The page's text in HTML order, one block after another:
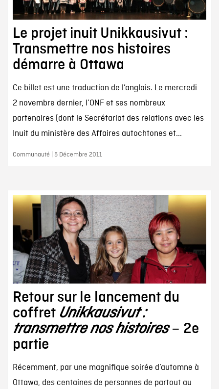
Le projet inuit Unikkausivut :
Transmettre nos histoires
démarre à Ottawa
Ce billet est une traduction de l’anglais. Le mercredi
2 novembre dernier, l’ONF et ses nombreux
partenaires (dont le Secrétariat des relations avec les
Inuit du ministère des Affaires autochtones et...
Communauté | 5 Décembre 2011
Retour sur le lancement du
coffret Unikkausivut :
transmettre nos histoires– 2e
partie
Récemment, par une magnifique soirée d’automne à
Ottawa, des centaines de personnes de partout au